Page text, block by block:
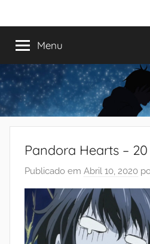
paraMundo
do
Shoujo
anos
a
trazer-
romances
Menu
Pandora Hearts –
Publicado em Abril 10, 2020